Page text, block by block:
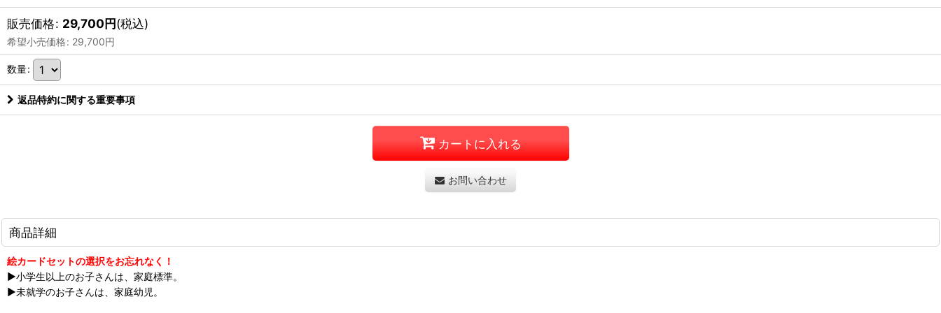
販売価格: 29,700円(税込)
希望小売価格: 29,700円
数量:
返品特約に関する重要事項
カートに入れる
お問い合わせ
商品詳細
絵カードセットの選択をお忘れなく！
▶︎小学生以上のお子さんは、家庭標準。
▶︎未就学のお子さんは、家庭幼児。